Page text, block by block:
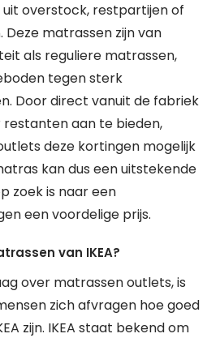
overstock, restpartijen of
matrassen zijn van
als reguliere matrassen,
tegen sterk
Door direct vanuit de fabriek
aan te bieden,
deze kortingen mogelijk
kan dus een uitstekende
zoek is naar een
een voordelige prijs.
van IKEA?
over matrassen outlets, is
zich afvragen hoe goed
zijn. IKEA staat bekend om